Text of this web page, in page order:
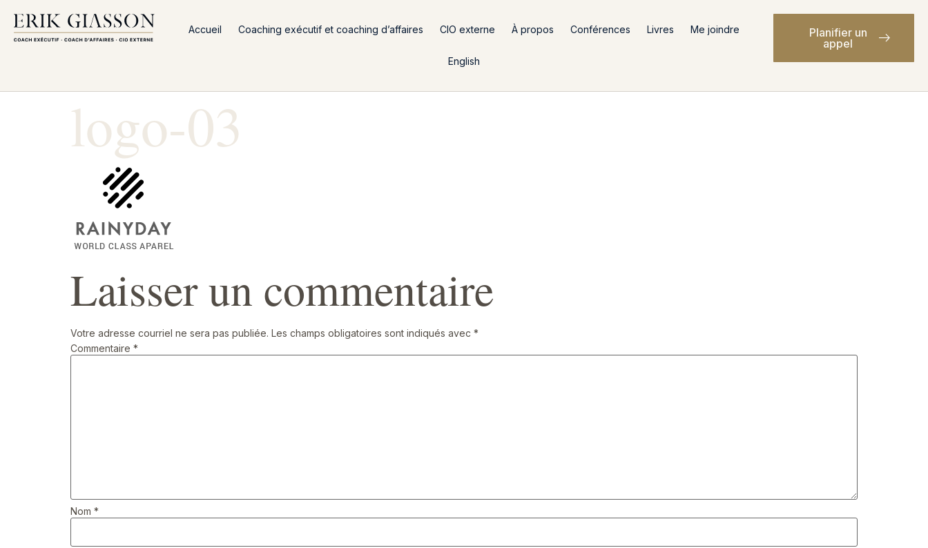
Accueil Coaching exécutif et coaching d’affaires CIO externe À propos Conférences Livres Me joindre
English
Planifier un
appel
logo-03
Laisser un commentaire
Votre adresse courriel ne sera pas publiée. Les champs obligatoires sont indiqués avec *
Commentaire *
Nom *